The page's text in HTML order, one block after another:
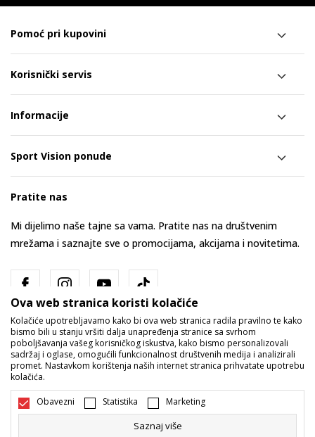
Pomoć pri kupovini
Korisnički servis
Informacije
Sport Vision ponude
Pratite nas
Mi dijelimo naše tajne sa vama. Pratite nas na društvenim
mrežama i saznajte sve o promocijama, akcijama i novitetima.
Bosna i Hercegovina Promijenite
Ova web stranica koristi kolačiće
Kolačiće upotrebljavamo kako bi ova web stranica radila pravilno te kako
bismo bili u stanju vršiti dalja unapređenja stranice sa svrhom
poboljšavanja vašeg korisničkog iskustva, kako bismo personalizovali
sadržaj i oglase, omogućili funkcionalnost društvenih medija i analizirali
promet. Nastavkom korištenja naših internet stranica prihvatate upotrebu
kolačića.
Obavezni Statistika Marketing
Saznaj više